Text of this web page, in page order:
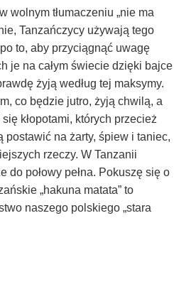
wolnym tłumaczeniu „nie ma
Tanzańczycy używają tego
to, aby przyciągnąć uwagę
je na całym świecie dzięki bajce
żyją według tej maksymy.
co będzie jutro, żyją chwilą, a
kłopotami, których przecież
postawić na żarty, śpiew i taniec,
rzeczy. W Tanzanii
do połowy pełna. Pokuszę się o
„hakuna matata” to
naszego polskiego „stara